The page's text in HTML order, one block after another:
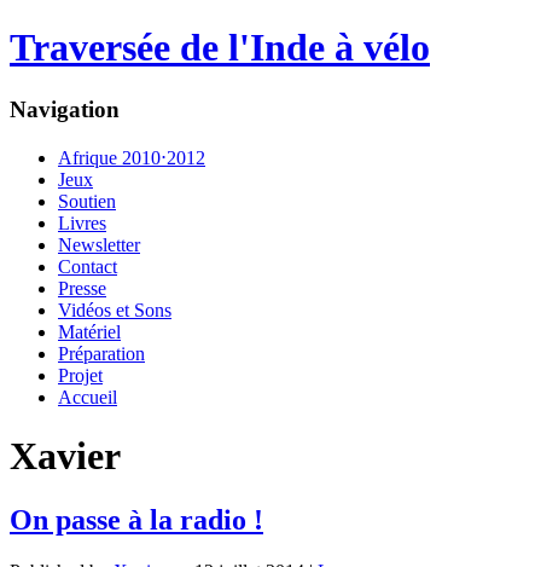
Traversée de l'Inde à vélo
Navigation
Afrique 2010⋅2012
Jeux
Soutien
Livres
Newsletter
Contact
Presse
Vidéos et Sons
Matériel
Préparation
Projet
Accueil
Xavier
On passe à la radio !